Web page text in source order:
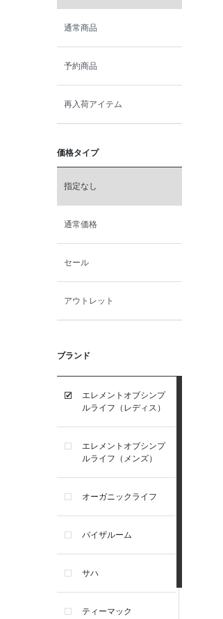
通常商品
予約商品
再入荷アイテム
価格タイプ
指定なし
通常価格
セール
アウトレット
ブランド
エレメントオブシンプ
ルライフ（レディス）
エレメントオブシンプ
ルライフ（メンズ）
オーガニックライフ
バイザルーム
サハ
ティーマック